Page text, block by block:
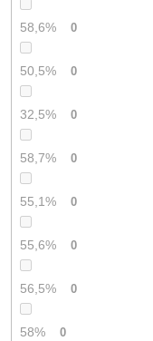
58,6% 0
50,5% 0
32,5% 0
58,7% 0
55,1% 0
55,6% 0
56,5% 0
58% 0